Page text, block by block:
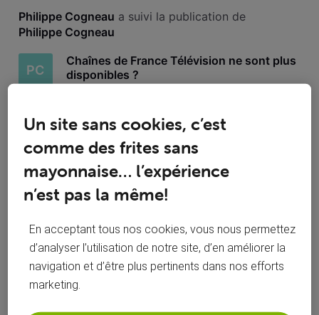
activités
Philippe Cogneau a suivi la publication de
Philippe Cogneau
PC
Chaînes de France Télévision ne sont plus
disponibles ?
4 ne sont disponibles: à la place on a un message disant
qu'ils ne peuvent pas diffuser ce programme. Que se passe-
t-il ?
462
4 0 4
PC
Philippe Cogneau a posté une problème
jeudi 26 septembre 2024
Chaînes de France Télévision ne sont plus
disponibles ?
Un site sans cookies, c’est
comme des frites sans
mayonnaise… l’expérience
n’est pas la même!
En acceptant tous nos cookies, vous nous permettez
d’analyser l’utilisation de notre site, d’en améliorer la
navigation et d’être plus pertinents dans nos efforts
marketing.